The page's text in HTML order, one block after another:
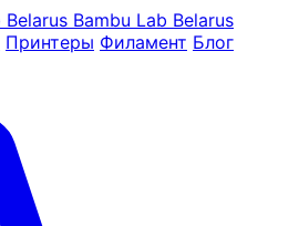
Bambu Lab Belarus
Принтеры Филамент Блог